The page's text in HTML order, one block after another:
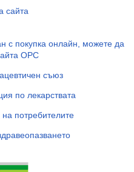
сайта
с покупка онлайн, можете да
ОРС
съюз
по лекарствата
потребителите